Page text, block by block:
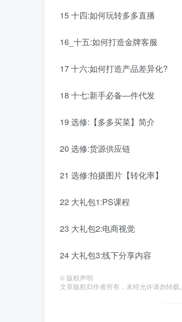
15 十四:如何玩转多多直播
16_十五:如何打造金牌客服
17 十六:如何打造产品差异化?
18 十七:新手必备—件代发
19 选修:【多多买菜】简介
20 选修:货源供应链
21 选修:拍摄图片【转化率】
22 大礼包1:PS课程
23 大礼包2:电商视觉
24 大礼包3:线下分享内容
© 版权声明
文章版权归作者所有，未经允许请勿转载。